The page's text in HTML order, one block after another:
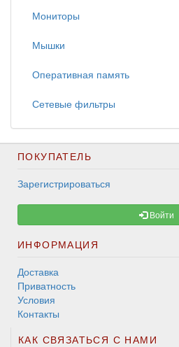
Мониторы
Мышки
Оперативная память
Сетевые фильтры
ПОКУПАТЕЛЬ
Зарегистрироваться
Войти
ИНФОРМАЦИЯ
Доставка
Приватность
Условия
Контакты
КАК СВЯЗАТЬСЯ С НАМИ